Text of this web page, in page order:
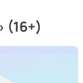
(16+)